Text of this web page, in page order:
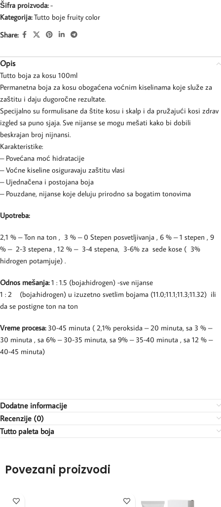
Šifra proizvoda:-
Kategorija: Tutto boje fruity color
Share:
Opis
Tutto boja za kosu 100ml
Permanetna boja za kosu obogaćena voćnim kiselinama koje služe za
zaštitu i daju dugoročne rezultate.
Specijalno su formulisane da štite kosu i skalp i da pružajući kosi zdrav
izgled sa puno sjaja. Sve nijanse se mogu mešati kako bi dobili
beskrajan broj nijnansi.
Karakteristike:
– Povećana moć hidratacije
– Voćne kiseline osiguravaju zaštitu vlasi
– Ujednačena i postojana boja
– Pouzdane, nijanse koje deluju prirodno sa bogatim tonovima
Upotreba:
2,1 % – Ton na ton , 3 % – 0 Stepen posvetljivanja , 6 % – 1 stepen , 9
% – 2-3 stepena , 12 % – 3-4 stepena, 3-6% za sede kose ( 3%
hidrogen potamjuje) .
Odnos mešanja:1 : 1.5 (boja:hidrogen) -sve nijanse
1 : 2 (boja:hidrogen) u izuzetno svetlim bojama (11.0;11.1;11.3;11.32) ili
da se postigne ton na ton
Vreme procesa:30-45 minuta ( 2,1% peroksida – 20 minuta, sa 3 % –
30 minuta , sa 6% – 30-35 minuta, sa 9% – 35-40 minuta , sa 12 % –
40-45 minuta)
Dodatne informacije
Recenzije (0)
Tutto paleta boja
Povezani proizvodi